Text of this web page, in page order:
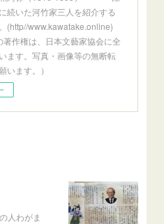
続いた河竹家三人を紹介する
(http//www.kawatake.online)
著作権は、日本文藝家協会に全
ます。写真・画像等の無断転
います。）
人わがま